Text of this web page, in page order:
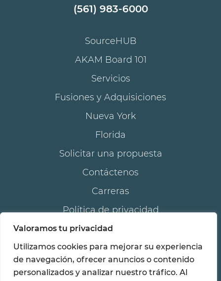
Valoramos tu privacidad
Utilizamos cookies para mejorar su experiencia
de navegación, ofrecer anuncios o contenido
personalizados y analizar nuestro tráfico. Al
(561) 983-6000
SourceHUB
AKAM Board 101
Servicios
Fusiones y Adquisiciones
Nueva York
Florida
Solicitar una propuesta
Contáctenos
Carreras
Política de privacidad
Política de accesibilidad
© 2026 Todos los derechos reservados. AKAM